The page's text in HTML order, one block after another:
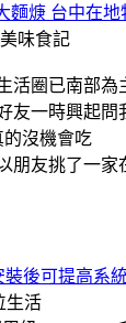
麵焿 台中在
美味食記
活圈已南部為
友一時興起問
沒機會吃
朋友挑了一
裝後可提高系
生活